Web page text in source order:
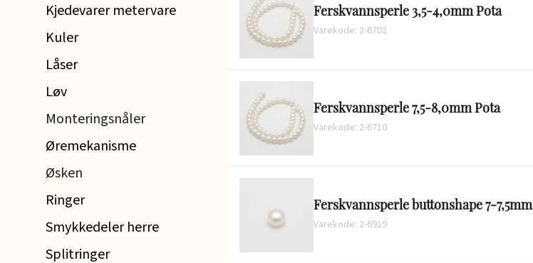
Kjedevarer metervare
Kuler
Låser
Løv
Monteringsnåler
Øremekanisme
Øsken
Ringer
Smykkedeler herre
Splitringer
Ferskvannsperle 3,5-4,0mm Pota
Varekode: 2-6702
Ferskvannsperle 7,5-8,0mm Pota
Varekode: 2-6710
Ferskvannsperle buttonshape 7-7,5mm
Varekode: 2-6919